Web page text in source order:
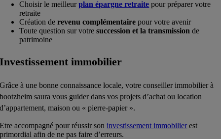
Choisir le meilleurplan épargne retraite pour préparer votre
retraite
Création derevenu complémentaire pour votre avenir
Toute question sur votresuccession et la transmission de
patrimoine
Investissement immobilier
Grâce à une bonne connaissance locale, votre conseiller immobilier à
bootzheim saura vous guider dans vos projets d’achat ou location
d’appartement, maison ou « pierre-papier ».
Etre accompagné pour réussir son investissement immobilierest
primordial afin de ne pas faire d’erreurs.